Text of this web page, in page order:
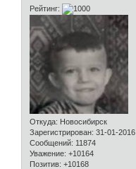
Рейтинг:
Откуда: Новосибирск
Зарегистрирован: 31-01-2016
Сообщений: 11874
Уважение: +10164
Позитив: +10168